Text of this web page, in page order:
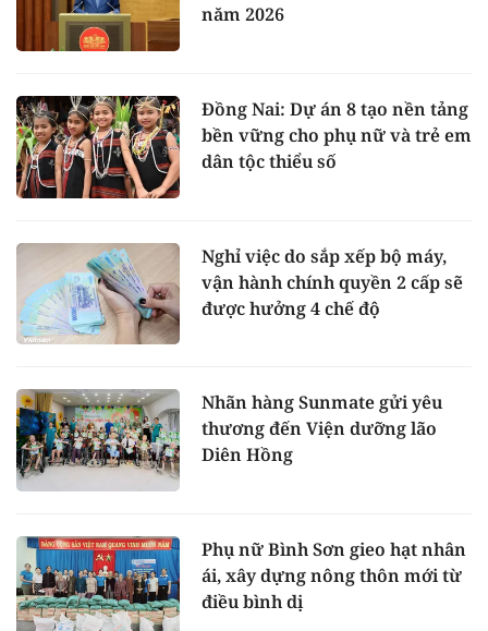
năm 2026
Đồng Nai: Dự án 8 tạo nền tảng
bền vững cho phụ nữ và trẻ em
dân tộc thiểu số
Nghỉ việc do sắp xếp bộ máy,
vận hành chính quyền 2 cấp sẽ
được hưởng 4 chế độ
Nhãn hàng Sunmate gửi yêu
thương đến Viện dưỡng lão
Diên Hồng
Phụ nữ Bình Sơn gieo hạt nhân
ái, xây dựng nông thôn mới từ
điều bình dị